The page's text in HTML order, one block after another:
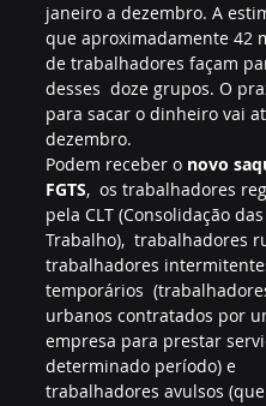
janeiro a dezembro. A
que aproximadamente 42
de trabalhadores façam
desses  doze grupos. O
para sacar o dinheiro vai
dezembro.
Podem receber o novo
FGTS,  os trabalhadores
pela CLT (Consolidação
Trabalho),  trabalhadores
trabalhadores
temporários
urbanos contratados por
empresa para prestar
determinado período) e
trabalhadores avulsos